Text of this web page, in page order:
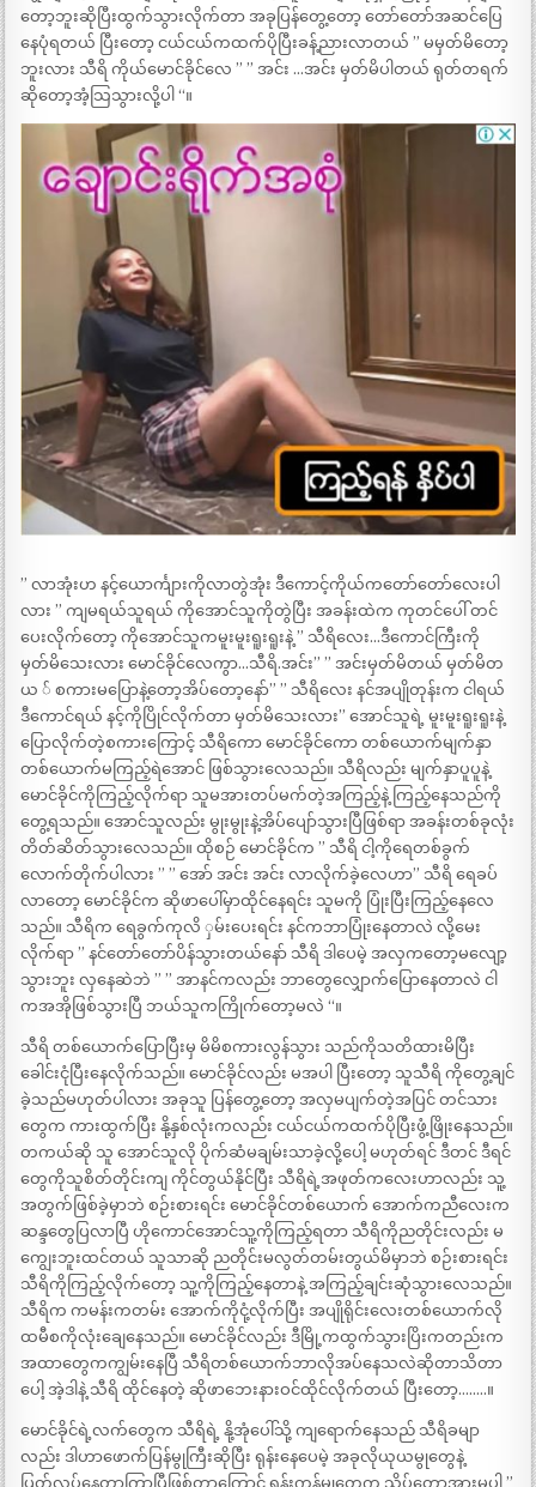
တော့ဘူးဆိုပြီးထွက်သွားလိုက်တာ အခုပြန်တွေ့တော့ တော်တော်အဆင်ပြေ
နေပုံရတယ် ပြီးတော့ ငယ်ငယ်ကထက်ပိုပြီးခန့်ညားလာတယ် ” မမှတ်မိတော့
ဘူးလား သီရိ ကိုယ်မောင်ခိုင်လေ ” ” အင်း …အင်း မှတ်မိပါတယ် ရုတ်တရက်
ဆိုတော့အံ့သြသွားလို့ပါ “။
” လာအုံးဟ နင့်ယောင်္ကျားကိုလာတွဲအုံး ဒီကောင့်ကိုယ်ကတော်တော်လေးပါ
လား ” ကျမရယ်သူရယ် ကိုအောင်သူကိုတွဲပြီး အခန်းထဲက ကုတင်ပေါ် တင်
ပေးလိုက်တော့ ကိုအောင်သူကမူးမူးရူးရူးနဲ့ ” သီရိလေး…ဒီကောင်ကြီးကို
မှတ်မိသေးလား မောင်ခိုင်လေကွာ…သီရိ.အင်း” ” အင်းမှတ်မိတယ် မှတ်မိတ
ယ ် စကားမပြောနဲ့တော့အိပ်တော့နော်” ” သီရိလေး နင်အပျိုတုန်းက ငါရယ်
ဒီကောင်ရယ် နင့်ကိုပြိုင်လိုက်တာ မှတ်မိသေးလား” အောင်သူရဲ့ မူးမူးရူးရူးနဲ့
ပြောလိုက်တဲ့စကားကြောင့် သီရိကော မောင်ခိုင်ကော တစ်ယောက်မျက်နှာ
တစ်ယောက်မကြည့်ရဲအောင် ဖြစ်သွားလေသည်။ သီရိလည်း မျက်နှာပူပူနဲ့
မောင်ခိုင်ကိုကြည့်လိုက်ရာ သူမအားတပ်မက်တဲ့အကြည့်နဲ့ ကြည့်နေသည်ကို
တွေ့ရသည်။ အောင်သူလည်း မွုးမွုးနဲ့အိပ်ပျော်သွားပြီဖြစ်ရာ အခန်းတစ်ခုလုံး
တိတ်ဆိတ်သွားလေသည်။ ထိုစဉ် မောင်ခိုင်က ” သီရိ ငါ့ကိုရေတစ်ခွက်
လောက်တိုက်ပါလား ” ” အော် အင်း အင်း လာလိုက်ခဲ့လေဟာ” သီရိ ရေခပ်
လာတော့ မောင်ခိုင်က ဆိုဖာပေါ်မှာထိုင်နေရင်း သူမကို ပြုံးပြီးကြည့်နေလေ
သည်။ သီရိက ရေခွက်ကုလိ ှမ်းပေးရင်း နင်ကဘာပြုံးနေတာလဲ လို့မေး
လိုက်ရာ ” နင်တော်တော်ပိန်သွားတယ်နော် သီရိ ဒါပေမဲ့ အလှကတော့မလျော့
သွားဘူး လှနေဆဲဘဲ ” ” အာနင်ကလည်း ဘာတွေလျှောက်ပြောနေတာလဲ ငါ
ကအအိုဖြစ်သွားပြီ ဘယ်သူကကြိုက်တော့မလဲ “။
သီရိ တစ်ယောက်ပြောပြီးမှ မိမိစကားလွန်သွား သည်ကိုသတိထားမိပြီး
ခေါင်းငုံပြီးနေလိုက်သည်။ မောင်ခိုင်လည်း မအပါ ပြီးတော့ သူသီရိ ကိုတွေ့ချင်
ခဲ့သည်မဟုတ်ပါလား အခုသူ ပြန်တွေ့တော့ အလှမပျက်တဲ့အပြင် တင်သား
တွေက ကားထွက်ပြီး နို့နှစ်လုံးကလည်း ငယ်ငယ်ကထက်ပိုပြီးဖွံ့ဖြိုးနေသည်။
တကယ်ဆို သူ အောင်သူလို ပိုက်ဆံမချမ်းသာခဲ့လို့ပေါ့ မဟုတ်ရင် ဒီတင် ဒီရင်
တွေကိုသူစိတ်တိုင်းကျ ကိုင်တွယ်နိုင်ပြီး သီရိရဲ့အဖုတ်ကလေးဟာလည်း သူ့
အတွက်ဖြစ်ခဲ့မှာဘဲ စဉ်းစားရင်း မောင်ခိုင်တစ်ယောက် အောက်ကညီလေးက
ဆန္ဒတွေပြလာပြီ ဟိုကောင်အောင်သူ့ကိုကြည့်ရတာ သီရိကိုညတိုင်းလည်း မ
ကျွေးဘူးထင်တယ် သူသာဆို ညတိုင်းမလွတ်တမ်းတွယ်မိမှာဘဲ စဉ်းစားရင်း
သီရိကိုကြည့်လိုက်တော့ သူ့ကိုကြည့်နေတာနဲ့ အကြည့်ချင်းဆုံသွားလေသည်။
သီရိက ကမန်းကတမ်း အောက်ကိုငုံ့လိုက်ပြီး အပျိုရိုင်းလေးတစ်ယောက်လို
ထမီစကိုလုံးချေနေသည်။ မောင်ခိုင်လည်း ဒီမြို့ကထွက်သွားပြိးကတည်းက
အထာတွေကကျွမ်းနေပြီ သီရိတစ်ယောက်ဘာလိုအပ်နေသလဲဆိုတာသိတာ
ပေါ့ အဲ့ဒါနဲ့ သီရိ ထိုင်နေတဲ့ ဆိုဖာဘေးနားဝင်ထိုင်လိုက်တယ် ပြီးတော့……..။
မောင်ခိုင်ရဲ့လက်တွေက သီရိရဲ့ နို့အုံပေါ်သို့ ကျရောက်နေသည် သီရိခမျာ
လည်း ဒါဟာဖောက်ပြန်မွုကြီးဆိုပြီး ရုန်းနေပေမဲ့ အခုလိုယုယမွုတွေနဲ့
ပြတ်လပ်နေတာကြာပြီဖြစ်တာကြောင့် ရုန်းကန်မွုတွေက သိပ်တော့အားမပါ ”